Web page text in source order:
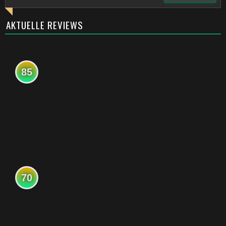
AKTUELLE REVIEWS
85
70